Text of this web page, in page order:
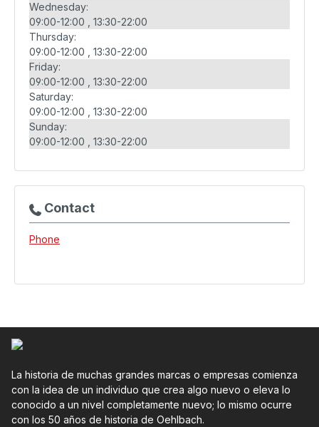
Wednesday:
09:00-12:00
13:30-22:00
Thursday:
09:00-12:00
13:30-22:00
Friday:
09:00-12:00
13:30-22:00
Saturday:
09:00-12:00
13:30-22:00
Sunday:
09:00-12:00
13:30-22:00
Contact
Phone
La historia de muchas grandes marcas o empresas comienza
con la idea de un individuo que crea algo nuevo o eleva lo
conocido a un nivel completamente nuevo; lo mismo ocurre
con los 50 años de historia de Oehlbach.